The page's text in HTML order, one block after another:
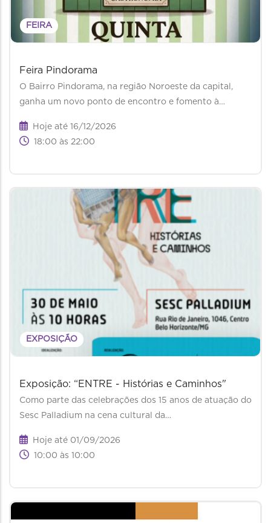
FEIRA
Feira Pindorama
O Bairro Pindorama, na região Noroeste da capital,
ganha um novo ponto de encontro e fomento à…
Hoje até 16/12/2026
18:00 às 22:00
EXPOSIÇÃO
Exposição: “ENTRE - Histórias e Caminhos"
Como parte das celebrações dos 15 anos de atuação do
Sesc Palladium na cena cultural da…
Hoje até 01/09/2026
10:00 às 10:00